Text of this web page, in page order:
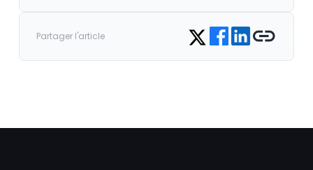
Partager l'article Share on Twitter
Share on Facebook
Share on LinkedIn
Copy link